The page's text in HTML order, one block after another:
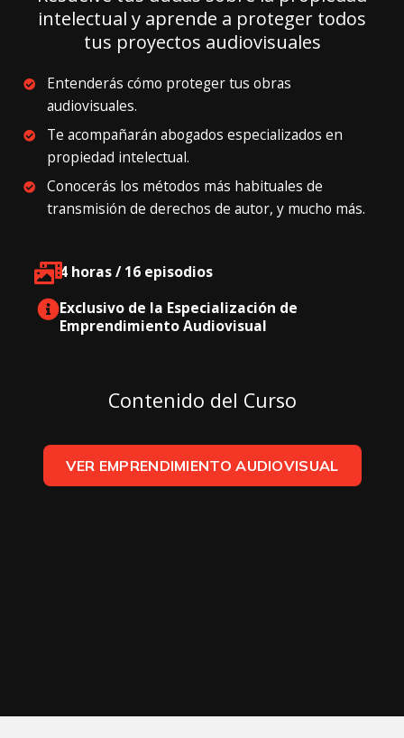
intelectual y aprende a proteger todos
tus proyectos audiovisuales
Entenderás cómo proteger tus obras
audiovisuales.
Te acompañarán abogados especializados en
propiedad intelectual.
Conocerás los métodos más habituales de
transmisión de derechos de autor, y mucho más.
4 horas / 16 episodios
Exclusivo de la Especialización de
Emprendimiento Audiovisual
Contenido del Curso
VER EMPRENDIMIENTO AUDIOVISUAL